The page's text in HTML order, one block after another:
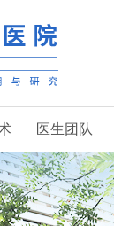
医生团队